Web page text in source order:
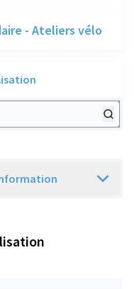
- Ateliers vélo